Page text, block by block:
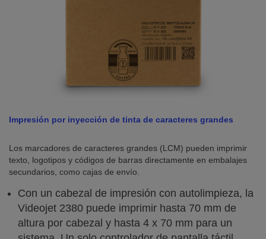
Impresión por inyección de tinta de caracteres grandes
Los marcadores de caracteres grandes (LCM) pueden imprimir
texto, logotipos y códigos de barras directamente en embalajes
secundarios, como cajas de envío.
Con un cabezal de impresión con autolimpieza, la
Videojet 2380 puede imprimir hasta 70 mm de
altura por cabezal y hasta 4 x 70 mm para un